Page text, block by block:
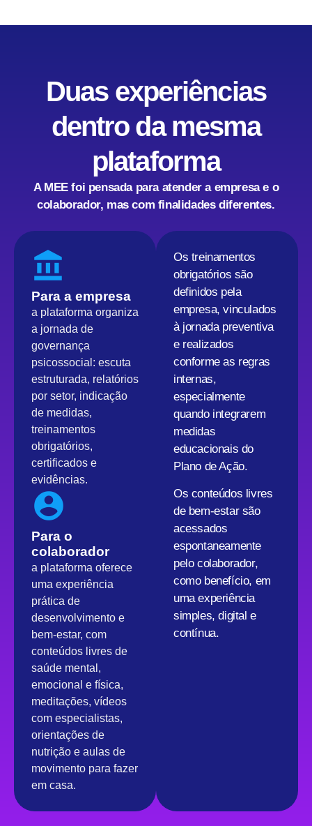
Duas experiências
dentro da mesma
plataforma
A MEE foi pensada para atender a empresa e o
colaborador, mas com finalidades diferentes.
Para a empresa
a plataforma organiza
a jornada de
governança
psicossocial: escuta
estruturada, relatórios
por setor, indicação
de medidas,
treinamentos
obrigatórios,
certificados e
evidências.
Para o
colaborador
a plataforma oferece
uma experiência
prática de
desenvolvimento e
bem-estar, com
conteúdos livres de
saúde mental,
emocional e física,
meditações, vídeos
com especialistas,
orientações de
nutrição e aulas de
movimento para fazer
em casa.
Os treinamentos
obrigatórios são
definidos pela
empresa, vinculados
à jornada preventiva
e realizados
conforme as regras
internas,
especialmente
quando integrarem
medidas
educacionais do
Plano de Ação.
Os conteúdos livres
de bem-estar são
acessados
espontaneamente
pelo colaborador,
como benefício, em
uma experiência
simples, digital e
contínua.